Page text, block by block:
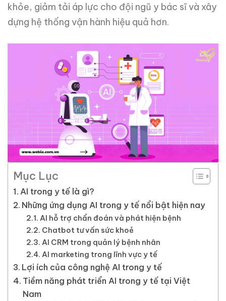
khỏe, giảm tải áp lực cho đội ngũ y bác sĩ và xây
dựng hệ thống vận hành hiệu quả hơn.
Mục Lục
AI trong y tế là gì?
Những ứng dụng AI trong y tế nổi bật hiện nay
AI hỗ trợ chẩn đoán và phát hiện bệnh
Chatbot tư vấn sức khoẻ
AI CRM trong quản lý bệnh nhân
AI marketing trong lĩnh vực y tế
Lợi ích của công nghệ AI trong y tế
Tiềm năng phát triển AI trong y tế tại Việt
Nam